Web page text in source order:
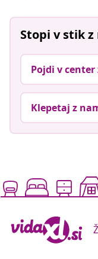
Stopi v stik z
Pojdi v center
Klepetaj z